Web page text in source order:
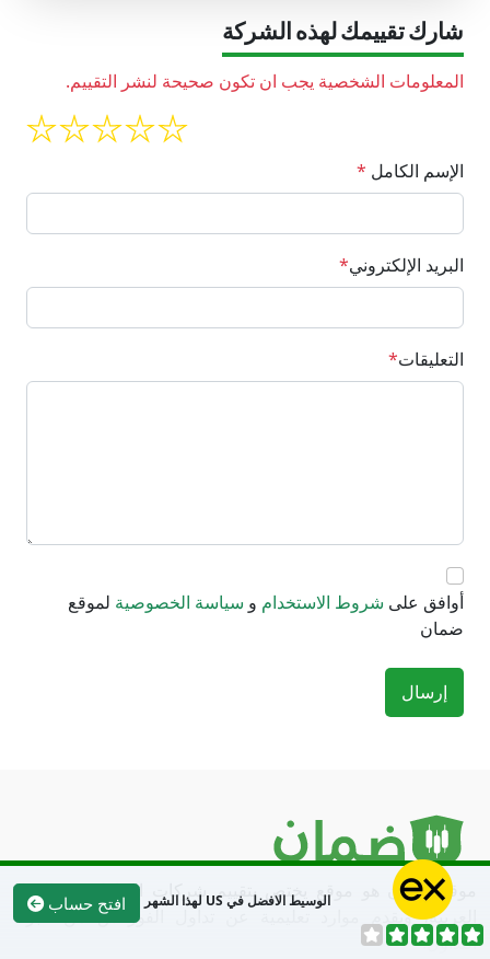
شارك تقييمك لهذه الشركة
المعلومات الشخصية يجب ان تكون صحيحة لنشر التقييم.
الإسم الكامل *
البريد الإلكتروني*
التعليقات*
أوافق على شروط الاستخدام و سياسة الخصوصية لموقع
ضمان
إرسال
الوسيط الافضل في US لهذا الشهر افتح حساب
موقع ضمان هو موقع يختص بتقييم شركات التداول في الدول
العربية، ويقدم موارد تعليمية عن تداول الفوركس من خبراء
التداول.